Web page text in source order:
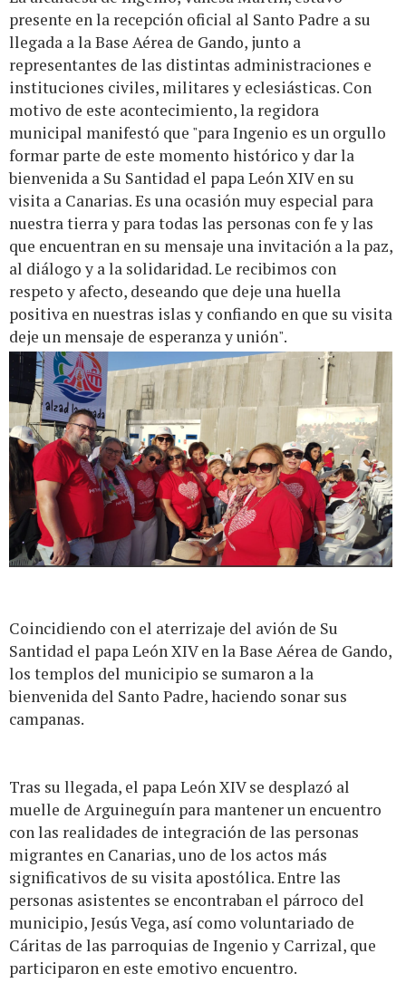
presente en la recepción oficial al Santo Padre a su
llegada a la Base Aérea de Gando, junto a
representantes de las distintas administraciones e
instituciones civiles, militares y eclesiásticas. Con
motivo de este acontecimiento, la regidora
municipal manifestó que "para Ingenio es un orgullo
formar parte de este momento histórico y dar la
bienvenida a Su Santidad el papa León XIV en su
visita a Canarias. Es una ocasión muy especial para
nuestra tierra y para todas las personas con fe y las
que encuentran en su mensaje una invitación a la paz,
al diálogo y a la solidaridad. Le recibimos con
respeto y afecto, deseando que deje una huella
positiva en nuestras islas y confiando en que su visita
deje un mensaje de esperanza y unión".
Coincidiendo con el aterrizaje del avión de Su
Santidad el papa León XIV en la Base Aérea de Gando,
los templos del municipio se sumaron a la
bienvenida del Santo Padre, haciendo sonar sus
campanas.
Tras su llegada, el papa León XIV se desplazó al
muelle de Arguineguín para mantener un encuentro
con las realidades de integración de las personas
migrantes en Canarias, uno de los actos más
significativos de su visita apostólica. Entre las
personas asistentes se encontraban el párroco del
municipio, Jesús Vega, así como voluntariado de
Cáritas de las parroquias de Ingenio y Carrizal, que
participaron en este emotivo encuentro.